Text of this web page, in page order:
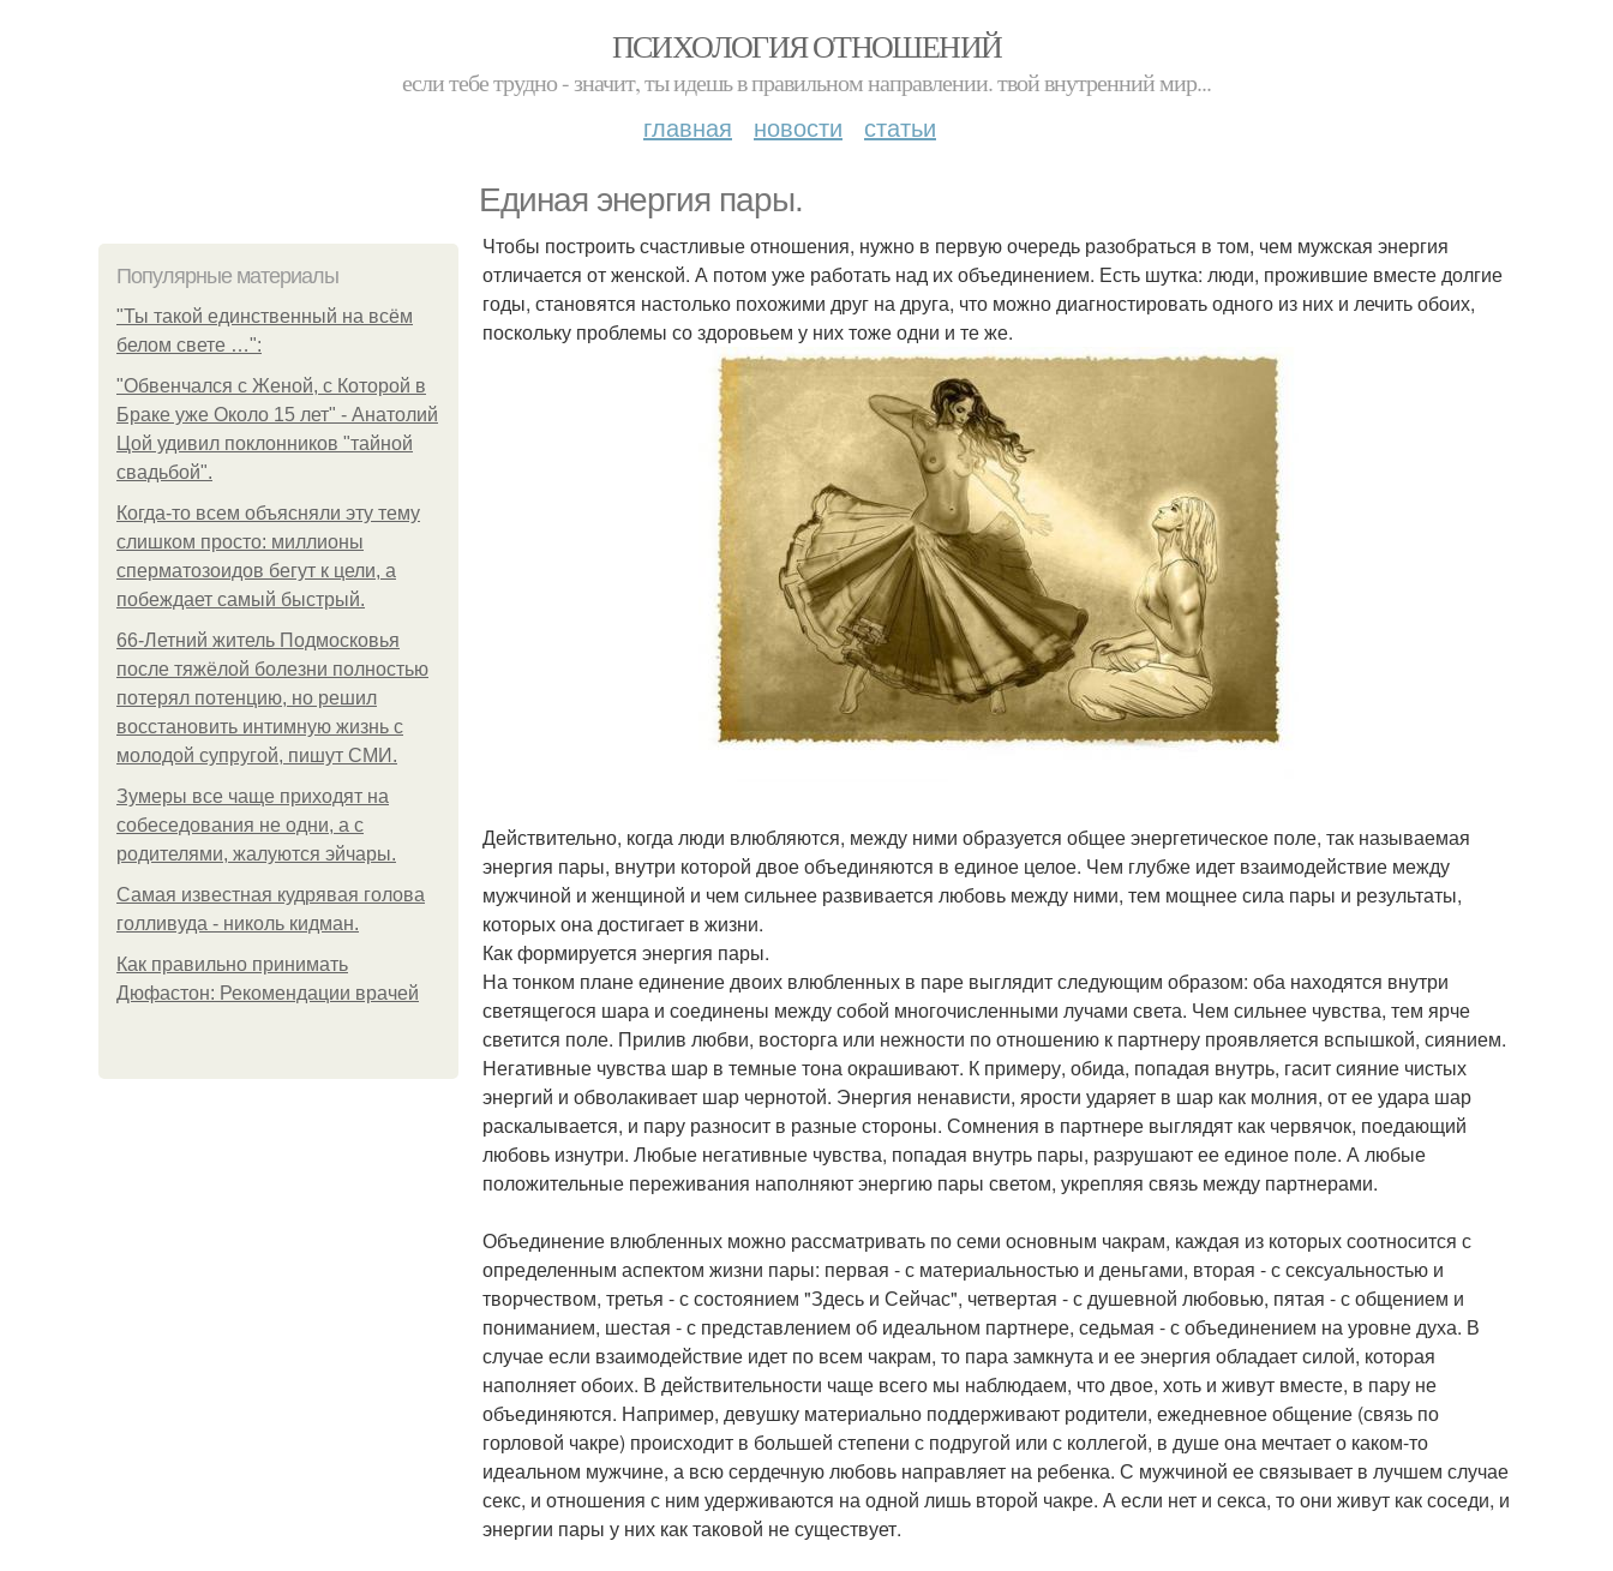
ПСИХОЛОГИЯ ОТНОШЕНИЙ
если тебе трудно - значит, ты идешь в правильном направлении. твой внутренний мир...
главная новости статьи
Единая энергия пары.
Популярные материалы
"Ты такой единственный на всём
белом свете …":
"Обвенчался с Женой, с Которой в
Браке уже Около 15 лет" - Анатолий
Цой удивил поклонников "тайной
свадьбой".
Когда-то всем объясняли эту тему
слишком просто: миллионы
сперматозоидов бегут к цели, а
побеждает самый быстрый.
66-Летний житель Подмосковья
после тяжёлой болезни полностью
потерял потенцию, но решил
восстановить интимную жизнь с
молодой супругой, пишут СМИ.
Зумеры все чаще приходят на
собеседования не одни, а с
родителями, жалуются эйчары.
Самая известная кудрявая голова
голливуда - николь кидман.
Как правильно принимать
Дюфастон: Рекомендации врачей
Чтобы построить счастливые отношения, нужно в первую очередь разобраться в том, чем мужская энергия
отличается от женской. А потом уже работать над их объединением. Есть шутка: люди, прожившие вместе долгие
годы, становятся настолько похожими друг на друга, что можно диагностировать одного из них и лечить обоих,
поскольку проблемы со здоровьем у них тоже одни и те же.
Действительно, когда люди влюбляются, между ними образуется общее энергетическое поле, так называемая
энергия пары, внутри которой двое объединяются в единое целое. Чем глубже идет взаимодействие между
мужчиной и женщиной и чем сильнее развивается любовь между ними, тем мощнее сила пары и результаты,
которых она достигает в жизни.
Как формируется энергия пары.
На тонком плане единение двоих влюбленных в паре выглядит следующим образом: оба находятся внутри
светящегося шара и соединены между собой многочисленными лучами света. Чем сильнее чувства, тем ярче
светится поле. Прилив любви, восторга или нежности по отношению к партнеру проявляется вспышкой, сиянием.
Негативные чувства шар в темные тона окрашивают. К примеру, обида, попадая внутрь, гасит сияние чистых
энергий и обволакивает шар чернотой. Энергия ненависти, ярости ударяет в шар как молния, от ее удара шар
раскалывается, и пару разносит в разные стороны. Сомнения в партнере выглядят как червячок, поедающий
любовь изнутри. Любые негативные чувства, попадая внутрь пары, разрушают ее единое поле. А любые
положительные переживания наполняют энергию пары светом, укрепляя связь между партнерами.
Объединение влюбленных можно рассматривать по семи основным чакрам, каждая из которых соотносится с
определенным аспектом жизни пары: первая - с материальностью и деньгами, вторая - с сексуальностью и
творчеством, третья - с состоянием "Здесь и Сейчас", четвертая - с душевной любовью, пятая - с общением и
пониманием, шестая - с представлением об идеальном партнере, седьмая - с объединением на уровне духа. В
случае если взаимодействие идет по всем чакрам, то пара замкнута и ее энергия обладает силой, которая
наполняет обоих. В действительности чаще всего мы наблюдаем, что двое, хоть и живут вместе, в пару не
объединяются. Например, девушку материально поддерживают родители, ежедневное общение (связь по
горловой чакре) происходит в большей степени с подругой или с коллегой, в душе она мечтает о каком-то
идеальном мужчине, а всю сердечную любовь направляет на ребенка. С мужчиной ее связывает в лучшем случае
секс, и отношения с ним удерживаются на одной лишь второй чакре. А если нет и секса, то они живут как соседи, и
энергии пары у них как таковой не существует.